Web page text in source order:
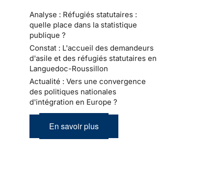
Analyse : Réfugiés statutaires :
quelle place dans la statistique
publique ?
Constat : L'accueil des demandeurs
d'asile et des réfugiés statutaires en
Languedoc-Roussillon
Actualité : Vers une convergence
des politiques nationales
d'intégration en Europe ?
En savoir plus